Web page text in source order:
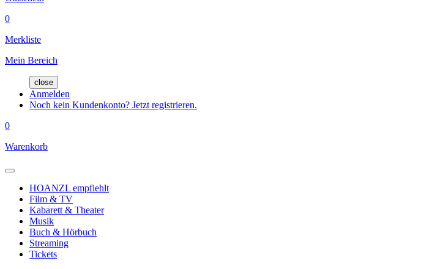
0
Merkliste
Mein Bereich
close
Anmelden
Noch kein Kundenkonto? Jetzt registrieren.
0
Warenkorb
HOANZL empfiehlt
Film & TV
Kabarett & Theater
Musik
Buch & Hörbuch
Streaming
Tickets